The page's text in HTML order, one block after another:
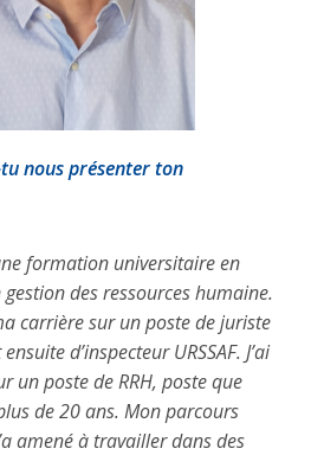
nous présenter ton
formation universitaire en
des ressources humaine.
carrière sur un poste de juriste
d’inspecteur URSSAF. J’ai
un poste de RRH, poste que
de 20 ans. Mon parcours
amené à travailler dans des